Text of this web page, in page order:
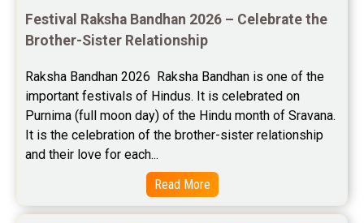
Saturn Transit Predictions Reviews
Yoga Predictions Reviews
Rahu Ketu Transit Predictions Reviews
Jupiter Transit Predictions Reviews
Free Horoscope Reviews
Free Horoscope Compatibility Reviews
Festival Raksha Bandhan 2026 – Celebrate the
Brother-Sister Relationship
Raksha Bandhan 2026  Raksha Bandhan is one of the
important festivals of Hindus. It is celebrated on
Purnima (full moon day) of the Hindu month of Sravana.
It is the celebration of the brother-sister relationship
and their love for each...
Read More